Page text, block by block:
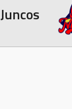
Juncos